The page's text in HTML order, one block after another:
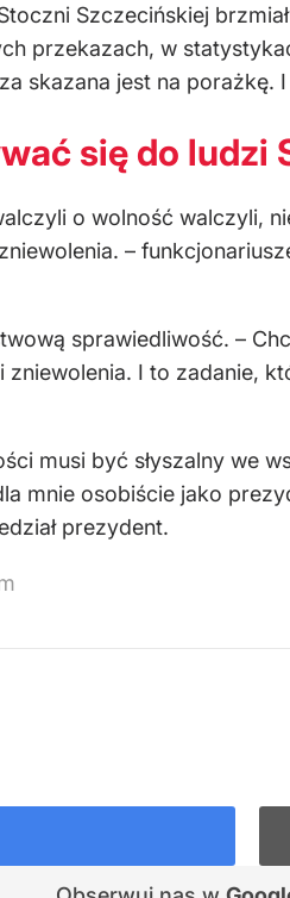
Szczecińskiej
przekazach, w
skazana jest na
się do ludzi
o wolność walczyli,
–
sprawiedliwość. –
I to zadanie,
musi być słyszalny we
mnie osobiście jako
prezydent.